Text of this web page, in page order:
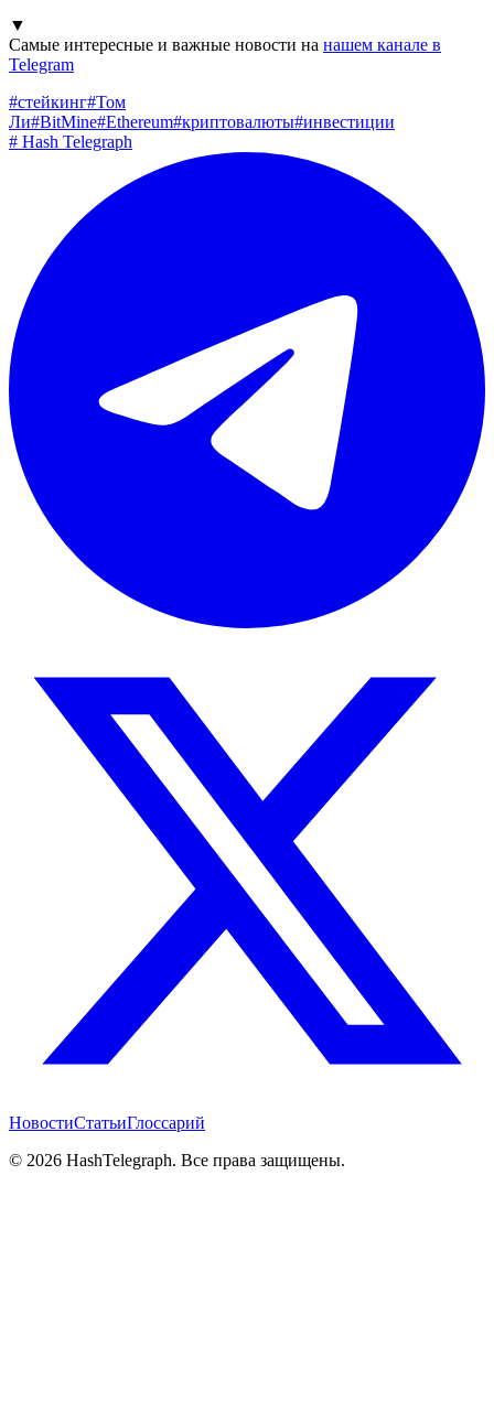
▼
Самые интересные и важные новости на нашем канале в
Telegram
#стейкинг#Том
Ли#BitMine#Ethereum#криптовалюты#инвестиции
# Hash Telegraph
НовостиСтатьиГлоссарий
© 2026 HashTelegraph. Все права защищены.